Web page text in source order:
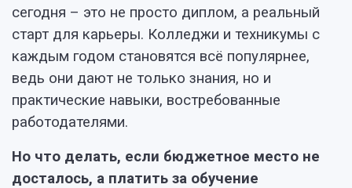
сегодня – это не просто диплом, а реальный
старт для карьеры. Колледжи и техникумы с
каждым годом становятся всё популярнее,
ведь они дают не только знания, но и
практические навыки, востребованные
работодателями.
Но что делать, если бюджетное место не
досталось, а платить за обучение